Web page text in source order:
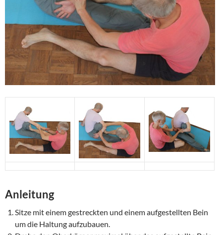
Anleitung
Sitze mit einem gestreckten und einem aufgestellten Bein
um die Haltung aufzubauen.